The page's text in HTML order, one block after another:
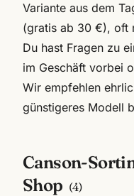
Variante aus dem
(gratis ab 30 €), oft
Du hast Fragen zu
im Geschäft vorbei
Wir empfehlen
günstigeres Modell
Canson-
Shop (4)